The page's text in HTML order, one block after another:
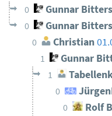
0 Gunnar
0 Gunnar
0 Christian
1 Gunnar
1
0
0 Rolf B